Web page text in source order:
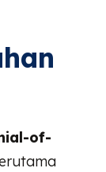
of-